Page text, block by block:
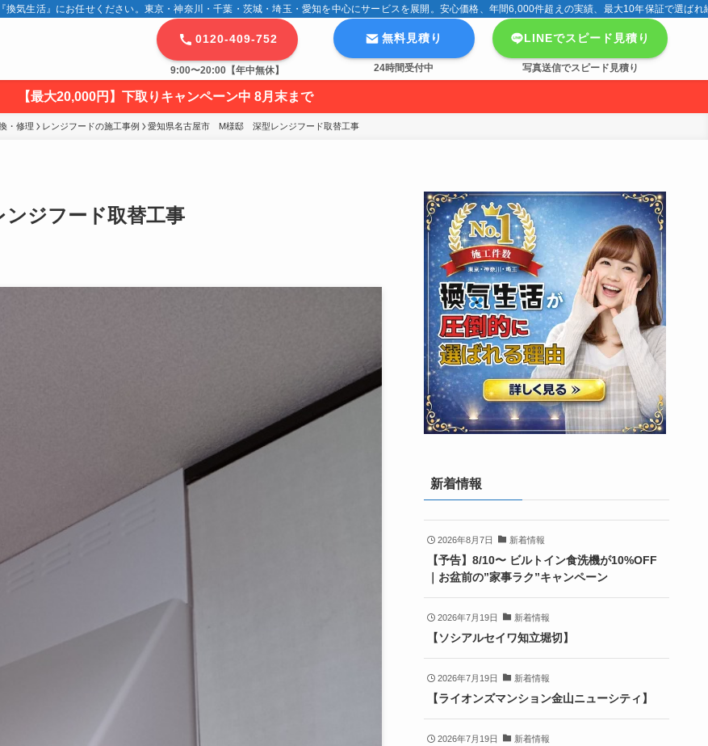
気生活』にお任せください。東京・神奈川・千葉・茨城・埼玉・愛知を中心にサービスを展開。安心価格、年間6,000件超えの実績、最大10年保証で選ばれ
0120-409-752
9:00〜20:00【年中無休】
無料見積り
24時間受付中
LINEでスピード見積り
写真送信でスピード見積り
【最大20,000円】下取りキャンペーン中 8月末まで
・修理 レンジフードの施工事例 愛知県名古屋市　M様邸　深型レンジフード取替工事
ジフード取替工事
新着情報
2026年8月7日 新着情報
【予告】8/10〜 ビルトイン食洗機が10%OFF
｜お盆前の”家事ラク”キャンペーン
2026年7月19日 新着情報
【ソシアルセイワ知立堀切】
2026年7月19日 新着情報
【ライオンズマンション金山ニューシティ】
2026年7月19日 新着情報